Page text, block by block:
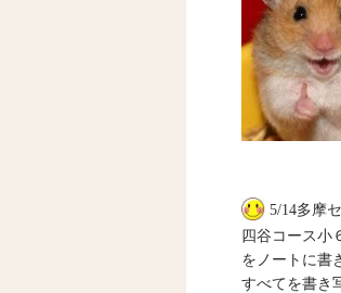
5/14多摩
四谷コース小
をノートに書
すべてを書き